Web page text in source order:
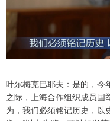
叶尔梅克巴耶夫：是的，今
之际，上海合作组织成员国
为，我们必须铭记历史，以